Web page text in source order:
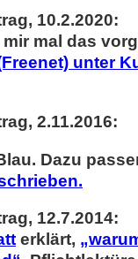
10.2.2020:
mal das
unter
2.11.2016:
Dazu
12.7.2014:
erklärt,